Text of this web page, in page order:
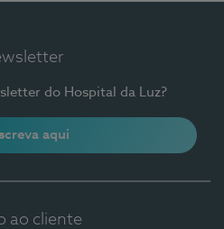
do Hospital da Luz?
aqui
ao cliente